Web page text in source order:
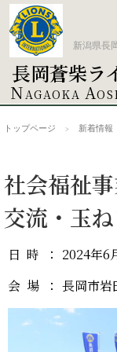
新潟県長
長岡蒼柴ラ
NAGAOKA A
トップページ 新着情報
社会福祉
交流・玉
日時 ： 2024年6
会場
： 長岡市岩